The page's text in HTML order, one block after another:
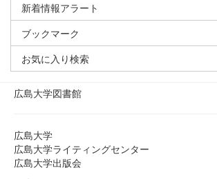
新着情報アラート
ブックマーク
お気に入り検索
広島大学図書館
広島大学
広島大学ライティングセンター
広島大学出版会